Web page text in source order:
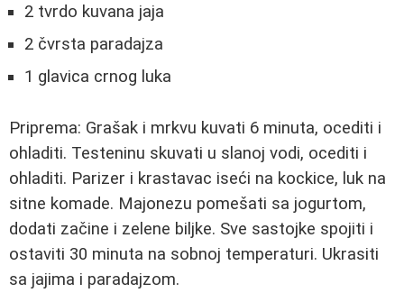
2 tvrdo kuvana jaja
2 čvrsta paradajza
1 glavica crnog luka
Priprema: Grašak i mrkvu kuvati 6 minuta, ocediti i
ohladiti. Testeninu skuvati u slanoj vodi, ocediti i
ohladiti. Parizer i krastavac iseći na kockice, luk na
sitne komade. Majonezu pomešati sa jogurtom,
dodati začine i zelene biljke. Sve sastojke spojiti i
ostaviti 30 minuta na sobnoj temperaturi. Ukrasiti
sa jajima i paradajzom.